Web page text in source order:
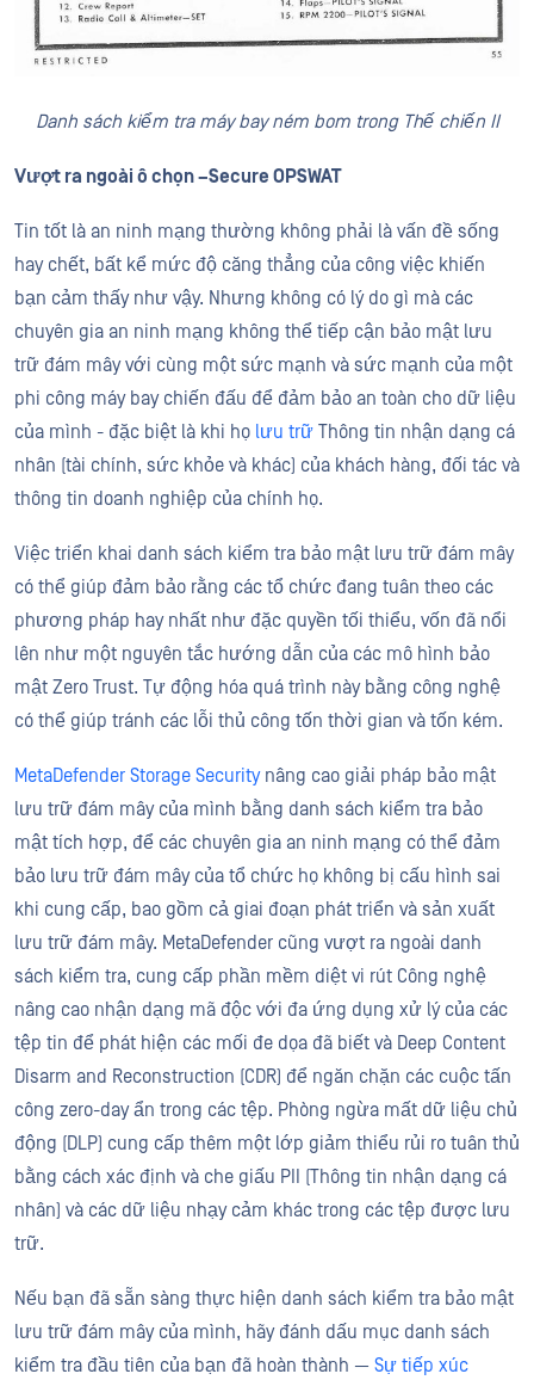
Danh sách kiểm tra máy bay ném bom trong Thế chiến II
Vượt ra ngoài ô chọn –Secure OPSWAT
Tin tốt là an ninh mạng thường không phải là vấn đề sống
hay chết, bất kể mức độ căng thẳng của công việc khiến
bạn cảm thấy như vậy. Nhưng không có lý do gì mà các
chuyên gia an ninh mạng không thể tiếp cận bảo mật lưu
trữ đám mây với cùng một sức mạnh và sức mạnh của một
phi công máy bay chiến đấu để đảm bảo an toàn cho dữ liệu
của mình - đặc biệt là khi họ lưu trữ Thông tin nhận dạng cá
nhân (tài chính, sức khỏe và khác) của khách hàng, đối tác và
thông tin doanh nghiệp của chính họ.
Việc triển khai danh sách kiểm tra bảo mật lưu trữ đám mây
có thể giúp đảm bảo rằng các tổ chức đang tuân theo các
phương pháp hay nhất như đặc quyền tối thiểu, vốn đã nổi
lên như một nguyên tắc hướng dẫn của các mô hình bảo
mật Zero Trust. Tự động hóa quá trình này bằng công nghệ
có thể giúp tránh các lỗi thủ công tốn thời gian và tốn kém.
MetaDefender Storage Securitynâng cao giải pháp bảo mật
lưu trữ đám mây của mình bằng danh sách kiểm tra bảo
mật tích hợp, để các chuyên gia an ninh mạng có thể đảm
bảo lưu trữ đám mây của tổ chức họ không bị cấu hình sai
khi cung cấp, bao gồm cả giai đoạn phát triển và sản xuất
lưu trữ đám mây. MetaDefender cũng vượt ra ngoài danh
sách kiểm tra, cung cấp phần mềm diệt vi rút Công nghệ
nâng cao nhận dạng mã độc với đa ứng dụng xử lý của các
tệp tin để phát hiện các mối đe dọa đã biết và Deep Content
Disarm and Reconstruction (CDR) để ngăn chặn các cuộc tấn
công zero-day ẩn trong các tệp. Phòng ngừa mất dữ liệu chủ
động (DLP) cung cấp thêm một lớp giảm thiểu rủi ro tuân thủ
bằng cách xác định và che giấu PII (Thông tin nhận dạng cá
nhân) và các dữ liệu nhạy cảm khác trong các tệp được lưu
trữ.
Nếu bạn đã sẵn sàng thực hiện danh sách kiểm tra bảo mật
lưu trữ đám mây của mình, hãy đánh dấu mục danh sách
kiểm tra đầu tiên của bạn đã hoàn thành — Sự tiếp xúc